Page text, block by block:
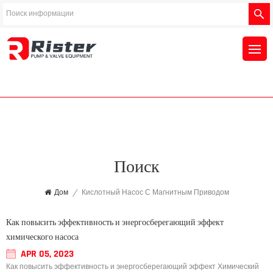
Поиск
Дом / Кислотный Насос С Магнитным Приводом
Как повысить эффективность и энергосберегающий эффект
химического насоса
APR 05, 2023
Как повысить эффективность и энергосберегающий эффект Химический